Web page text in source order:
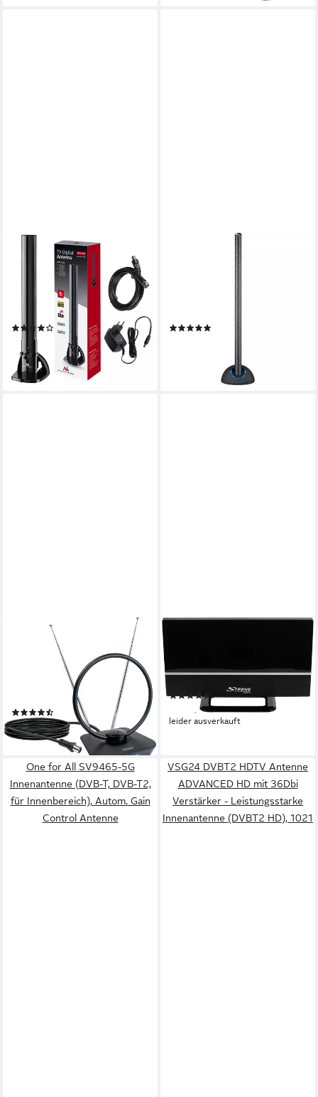
MCTV-930 Innenantenne (für
Innenbereich, Verstärkung:
28 dB), Zimmerantenne TV
Radio Antenne HDTV
(4)
22,85 € UVP40,00 €
-43%
lieferbar - in 3-4 Werktagen bei dir
Scope Max Zimmerantenne
für DVB-T2 Stabantenne
(DVB-T2), Perfekter Empfang,
Omnidirektional
lieferbar - in 3-4 Werktagen bei dir
SCHWAIGER
ZA8960 013 Innenantenne
(digital, für Innenbereich),
Integ. Verstärker,
schwenk-/neigbare
Empfangsantenne, LTE-
Sperrfilter
ab 29,29 €
lieferbar - in 3-4 Werktagen bei dir
(4)
ab 16,99 €
leider ausverkauft
One for All SV9465-5G
Innenantenne (DVB-T, DVB-T2,
für Innenbereich), Autom. Gain
Control Antenne
VSG24 DVBT2 HDTV Antenne
ADVANCED HD mit 36Dbi
Verstärker - Leistungsstarke
Innenantenne (DVBT2 HD), 1021